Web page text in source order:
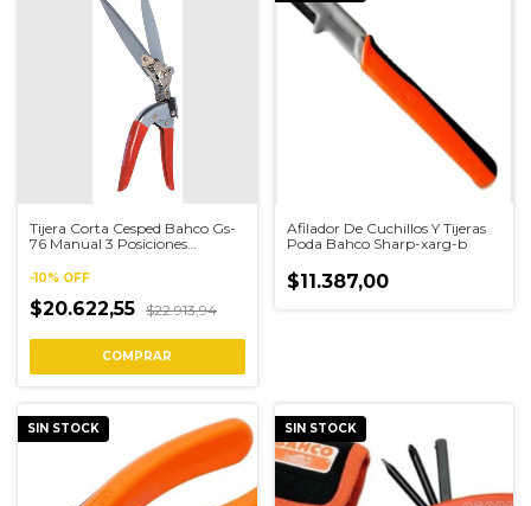
Tijera Corta Cesped Bahco Gs-
76 Manual 3 Posiciones
-10% OFF
$20.622,55 $22.913,94
Afilador De Cuchillos Y Tijeras
Poda Bahco Sharp-xarg-b
$11.387,00
SIN STOCK SIN STOCK